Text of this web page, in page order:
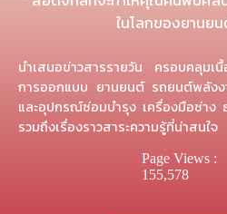
ในโลกของยานย
นำเสนอข่าวสารรายวัน ครอบคลุมเนื้
การออกแบบ ยานยนต์ รถยนต์พลัง
และอุปกรณ์ซ่อมบำรุง เครื่องมือช่าง
รวมถึงเรื่องราวสาระความรู้ที่น่าสนใจ
Page Views :
155,578